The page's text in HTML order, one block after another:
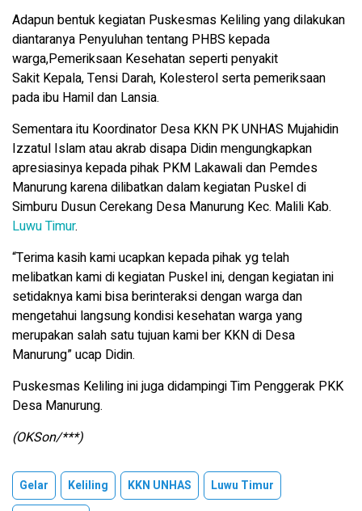
Adapun bentuk kegiatan Puskesmas Keliling yang dilakukan
diantaranya Penyuluhan tentang PHBS kepada
warga,Pemeriksaan Kesehatan seperti penyakit
Sakit Kepala, Tensi Darah, Kolesterol serta pemeriksaan
pada ibu Hamil dan Lansia.
Sementara itu Koordinator Desa KKN PK UNHAS Mujahidin
Izzatul Islam atau akrab disapa Didin mengungkapkan
apresiasinya kepada pihak PKM Lakawali dan Pemdes
Manurung karena dilibatkan dalam kegiatan Puskel di
Simburu Dusun Cerekang Desa Manurung Kec. Malili Kab.
Luwu Timur.
“Terima kasih kami ucapkan kepada pihak yg telah
melibatkan kami di kegiatan Puskel ini, dengan kegiatan ini
setidaknya kami bisa berinteraksi dengan warga dan
mengetahui langsung kondisi kesehatan warga yang
merupakan salah satu tujuan kami ber KKN di Desa
Manurung” ucap Didin.
Puskesmas Keliling ini juga didampingi Tim Penggerak PKK
Desa Manurung.
(OKSon/***)
Gelar Keliling KKN UNHAS
Luwu Timur